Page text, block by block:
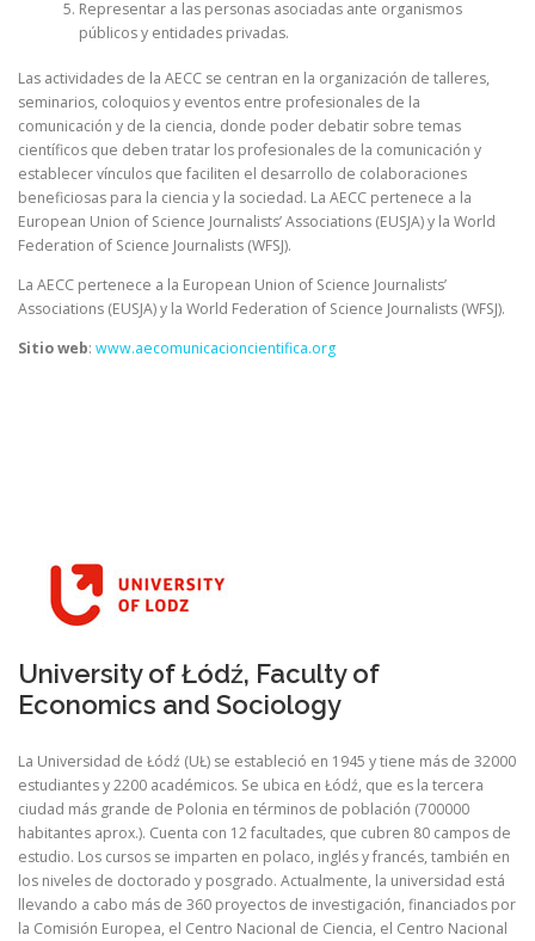
Representar a las personas asociadas ante organismos
públicos y entidades privadas.
Las actividades de la AECC se centran en la organización de talleres,
seminarios, coloquios y eventos entre profesionales de la
comunicación y de la ciencia, donde poder debatir sobre temas
científicos que deben tratar los profesionales de la comunicación y
establecer vínculos que faciliten el desarrollo de colaboraciones
beneficiosas para la ciencia y la sociedad. La AECC pertenece a la
European Union of Science Journalists’ Associations (EUSJA) y la World
Federation of Science Journalists (WFSJ).
La AECC pertenece a la European Union of Science Journalists’
Associations (EUSJA) y la World Federation of Science Journalists (WFSJ).
Sitio web: www.aecomunicacioncientifica.org
University of Łódź, Faculty of
Economics and Sociology
La Universidad de Łódź (UŁ) se estableció en 1945 y tiene más de 32000
estudiantes y 2200 académicos. Se ubica en Łódź, que es la tercera
ciudad más grande de Polonia en términos de población (700000
habitantes aprox.). Cuenta con 12 facultades, que cubren 80 campos de
estudio. Los cursos se imparten en polaco, inglés y francés, también en
los niveles de doctorado y posgrado. Actualmente, la universidad está
llevando a cabo más de 360 proyectos de investigación, financiados por
la Comisión Europea, el Centro Nacional de Ciencia, el Centro Nacional